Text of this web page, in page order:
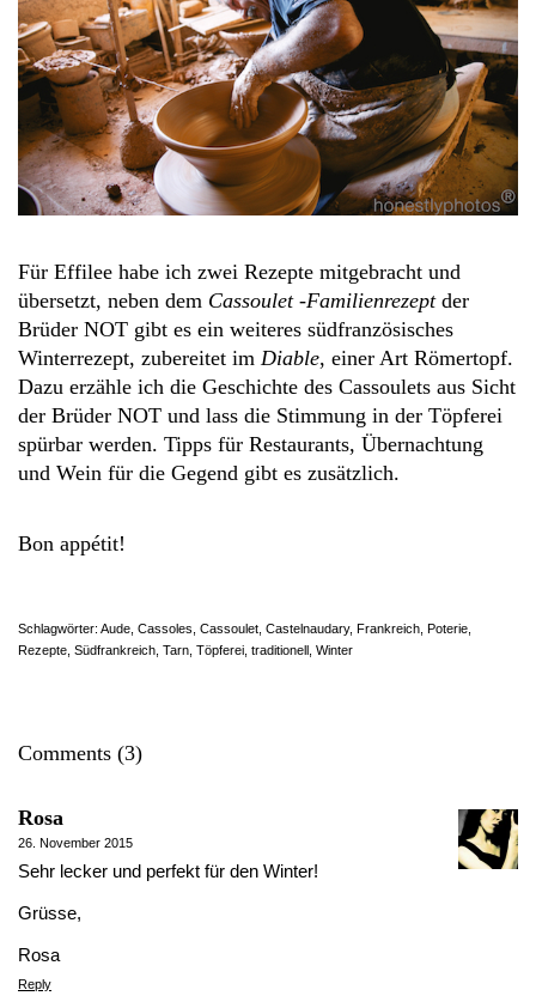
Für Effilee habe ich zwei Rezepte mitgebracht und
übersetzt, neben dem Cassoulet -Familienrezeptder
Brüder NOT gibt es ein weiteres südfranzösisches
Winterrezept, zubereitet im Diable, einer Art Römertopf.
Dazu erzähle ich die Geschichte des Cassoulets aus Sicht
der Brüder NOT und lass die Stimmung in der Töpferei
spürbar werden. Tipps für Restaurants, Übernachtung
und Wein für die Gegend gibt es zusätzlich.
Bon appétit!
Schlagwörter: Aude Cassoles Cassoulet Castelnaudary, Frankreich Poterie
Rezepte Südfrankreich Tarn Töpferei traditionell Winter
Comments (3)
Rosa
26. November 2015
Sehr lecker und perfekt für den Winter!
Grüsse,
Rosa
Reply